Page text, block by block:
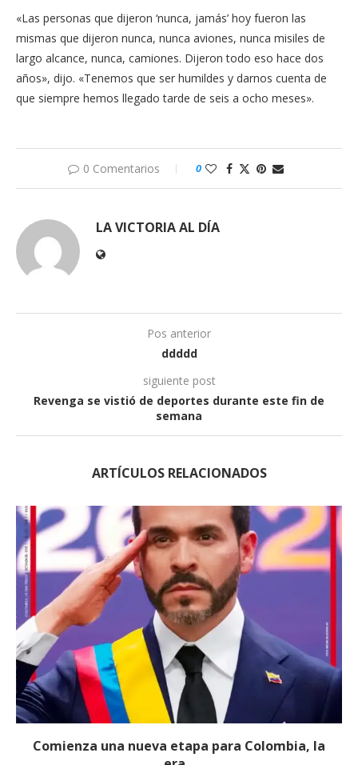
«Las personas que dijeron ‘nunca, jamás’ hoy fueron las
mismas que dijeron nunca, nunca aviones, nunca misiles de
largo alcance, nunca, camiones. Dijeron todo eso hace dos
años», dijo. «Tenemos que ser humildes y darnos cuenta de
que siempre hemos llegado tarde de seis a ocho meses».
0 Comentarios 0
LA VICTORIA AL DÍA
Pos anterior
ddddd
siguiente post
Revenga se vistió de deportes durante este fin de
semana
ARTÍCULOS RELACIONADOS
Comienza una nueva etapa para Colombia, la